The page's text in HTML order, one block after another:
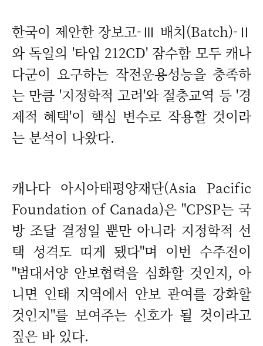
한국이 제안한 장보고-Ⅲ 배치(Batch)-Ⅱ
와 독일의 '타입 212CD' 잠수함 모두 캐나
다군이 요구하는 작전운용성능을 충족하
는 만큼 '지정학적 고려'와 절충교역 등 '경
제적 혜택'이 핵심 변수로 작용할 것이라
는 분석이 나왔다.
캐나다 아시아태평양재단(Asia Pacific
Foundation of Canada)은 "CPSP는 국
방 조달 결정일 뿐만 아니라 지정학적 선
택 성격도 띠게 됐다"며 이번 수주전이
"범대서양 안보협력을 심화할 것인지, 아
니면 인태 지역에서 안보 관여를 강화할
것인지"를 보여주는 신호가 될 것이라고
짚은 바 있다.